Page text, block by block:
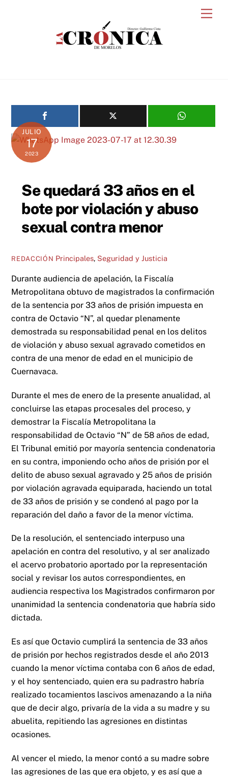
JULIO
17
2023
Se quedará 33 años en el
bote por violación y abuso
sexual contra menor
REDACCIÓN Principales, Seguridad y Justicia
Durante audiencia de apelación, la Fiscalía
Metropolitana obtuvo de magistrados la confirmación
de la sentencia por 33 años de prisión impuesta en
contra de Octavio “N”, al quedar plenamente
demostrada su responsabilidad penal en los delitos
de violación y abuso sexual agravado cometidos en
contra de una menor de edad en el municipio de
Cuernavaca.
Durante el mes de enero de la presente anualidad, al
concluirse las etapas procesales del proceso, y
demostrar la Fiscalía Metropolitana la
responsabilidad de Octavio “N” de 58 años de edad,
El Tribunal emitió por mayoría sentencia condenatoria
en su contra, imponiendo ocho años de prisión por el
delito de abuso sexual agravado y 25 años de prisión
por violación agravada equiparada, haciendo un total
de 33 años de prisión y se condenó al pago por la
reparación del daño a favor de la menor víctima.
De la resolución, el sentenciado interpuso una
apelación en contra del resolutivo, y al ser analizado
el acervo probatorio aportado por la representación
social y revisar los autos correspondientes, en
audiencia respectiva los Magistrados confirmaron por
unanimidad la sentencia condenatoria que habría sido
dictada.
Es así que Octavio cumplirá la sentencia de 33 años
de prisión por hechos registrados desde el año 2013
cuando la menor víctima contaba con 6 años de edad,
y el hoy sentenciado, quien era su padrastro habría
realizado tocamientos lascivos amenazando a la niña
que de decir algo, privaría de la vida a su madre y su
abuelita, repitiendo las agresiones en distintas
ocasiones.
Al vencer el miedo, la menor contó a su madre sobre
las agresiones de las que era objeto, y es así que a